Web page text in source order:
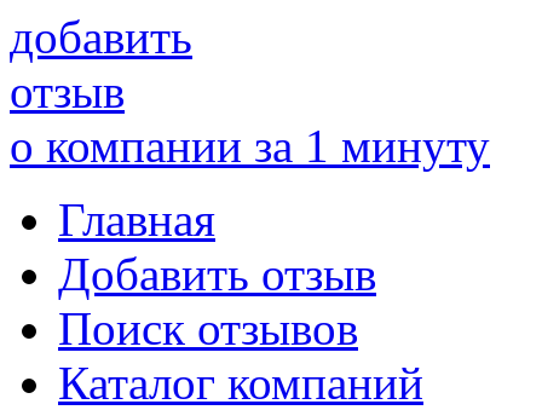
добавить
отзыв
о компании за 1 минуту
Главная
Добавить отзыв
Поиск отзывов
Каталог компаний